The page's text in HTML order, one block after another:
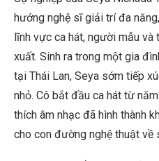
hướng nghệ sĩ giải trí đa
lĩnh vực ca hát, người mẫu
xuất. Sinh ra trong một gia
tại Thái Lan, Seya sớm tiếp
nhỏ. Cô bắt đầu ca hát từ
thích âm nhạc đã hình thành
cho con đường nghệ thuật về